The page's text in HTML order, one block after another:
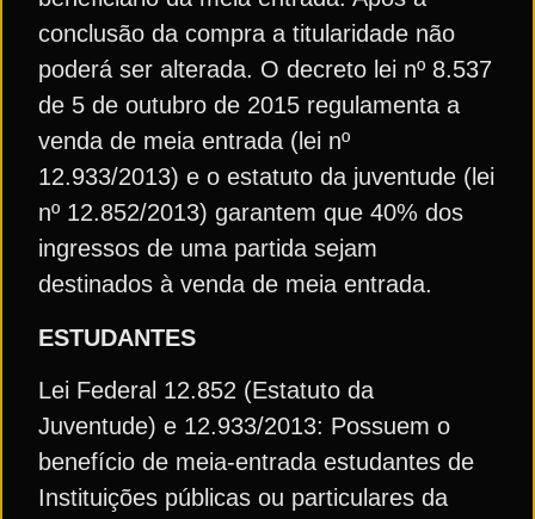
conclusão da compra a titularidade não
poderá ser alterada. O decreto lei nº 8.537
de 5 de outubro de 2015 regulamenta a
venda de meia entrada (lei nº
12.933/2013) e o estatuto da juventude (lei
nº 12.852/2013) garantem que 40% dos
ingressos de uma partida sejam
destinados à venda de meia entrada.
ESTUDANTES
Lei Federal 12.852 (Estatuto da
Juventude) e 12.933/2013: Possuem o
benefício de meia-entrada estudantes de
Instituições públicas ou particulares da